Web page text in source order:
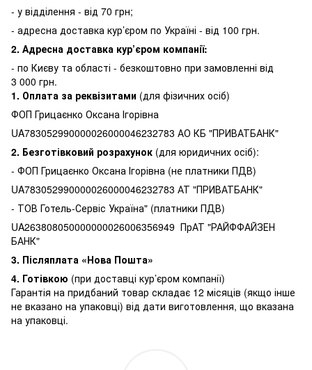
- у відділення - від 70 грн;
- адресна доставка кур’єром по Україні - від 100 грн.
2. Адресна доставка кур’єром компанії:
- по Києву та області - безкоштовно при замовленні від
3 000 грн.
1. Оплата за реквізитами (для фізичних осіб)
ФОП Грицаєнко Оксана Ігорівна
UA783052990000026000046232783 АО КБ "ПРИВАТБАНК"
2. Безготівковий розрахунок (для юридичних осіб):
- ФОП Грицаєнко Оксана Ігорівна (не платники ПДВ)
UA783052990000026000046232783 АТ "ПРИВАТБАНК"
- ТОВ Готель-Сервіс Україна" (платники ПДВ)
UA263808050000000026006356949 ПрАТ "РАЙФФАЙЗЕН
БАНК"
3. Післяплата «Нова Пошта»
4. Готівкою (при доставці кур’єром компанії)
Гарантія на придбаний товар складає 12 місяців (якщо інше
не вказано на упаковці) від дати виготовлення, що вказана
на упаковці.